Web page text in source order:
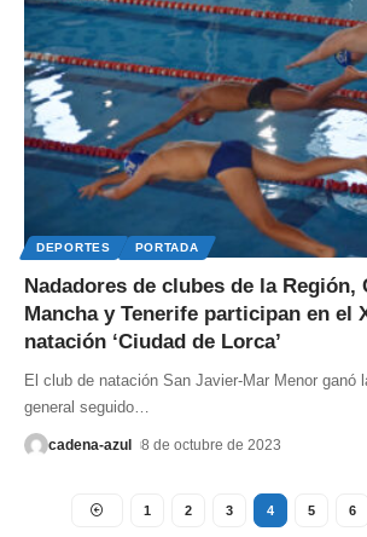
DEPORTES PORTADA
Nadadores de clubes de la Región,
Mancha y Tenerife participan en el
natación ‘Ciudad de Lorca’
El club de natación San Javier-Mar Menor ganó
general seguido…
cadena-azul 8 de octubre de 2023
1 2 3 4 5 6